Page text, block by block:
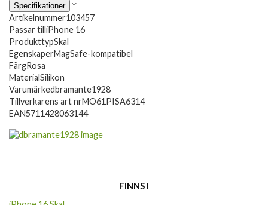
Specifikationer
Artikelnummer103457
Passar tilliPhone 16
ProdukttypSkal
EgenskaperMagSafe-kompatibel
FärgRosa
MaterialSilikon
Varumärkedbramante1928
Tillverkarens art nrMO61PISA6314
EAN5711428063144
FINNS I